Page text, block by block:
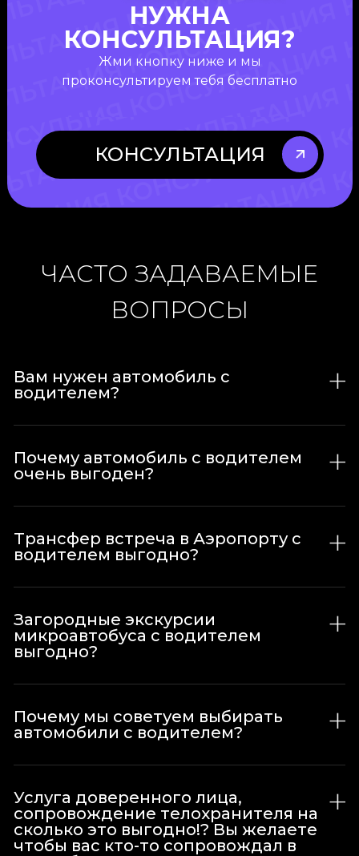
НУЖНА
КОНСУЛЬТАЦИЯ?
Жми кнопку ниже и мы
проконсультируем тебя бесплатно
КОНСУЛЬТАЦИЯ
ЧАСТО ЗАДАВАЕМЫЕ
ВОПРОСЫ
Вам нужен автомобиль с
водителем?
Почему автомобиль с водителем
очень выгоден?
Трансфер встреча в Аэропорту с
водителем выгодно?
Загородные экскурсии
микроавтобуса с водителем
выгодно?
Почему мы советуем выбирать
автомобили с водителем?
Услуга доверенного лица,
сопровождение телохранителя на
сколько это выгодно!? Вы желаете
чтобы вас кто-то сопровождал в